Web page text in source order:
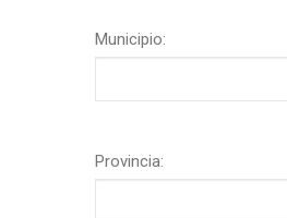
Municipio:
Provincia: